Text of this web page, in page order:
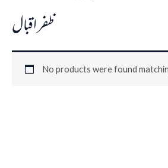
ظفر اقبال
No products were found